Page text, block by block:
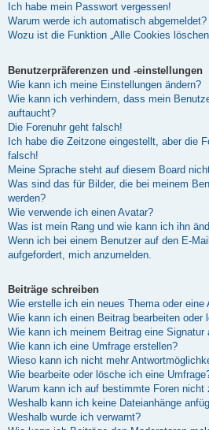
Ich habe mein Passwort vergessen!
Warum werde ich automatisch abgemeldet?
Wozu ist die Funktion „Alle Cookies
Benutzerpräferenzen und -einstellungen
Wie kann ich meine Einstellungen ändern?
Wie kann ich verhindern, dass mein
auftaucht?
Die Forenuhr geht falsch!
Ich habe die Zeitzone eingestellt, aber die
falsch!
Meine Sprache steht auf diesem Board
Was sind das für Bilder, die bei meinem
werden?
Wie verwende ich einen Avatar?
Was ist mein Rang und wie kann ich ihn
Wenn ich bei einem Benutzer auf den E-
aufgefordert, mich anzumelden.
Beiträge schreiben
Wie erstelle ich ein neues Thema oder eine
Wie kann ich einen Beitrag bearbeiten oder
Wie kann ich meinem Beitrag eine Signatur
Wie kann ich eine Umfrage erstellen?
Wieso kann ich nicht mehr
Wie bearbeite oder lösche ich eine
Warum kann ich auf bestimmte Foren nicht
Weshalb kann ich keine Dateianhänge
Weshalb wurde ich verwarnt?